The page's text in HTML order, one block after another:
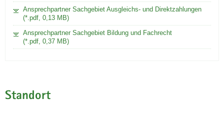
Ansprechpartner Sachgebiet Ausgleichs- und Direktzahlungen
(*.pdf, 0,13 MB)
Ansprechpartner Sachgebiet Bildung und Fachrecht
(*.pdf, 0,37 MB)
Standort